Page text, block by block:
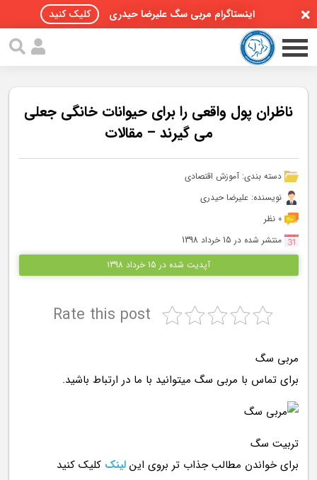
اینستاگرام مربی سگ علیرضا حیدری کلیک کنید
صفحه اصلی
مقالات سگ ها
پادکست سگ ها
سمینار تهران 96
تماس با ما
ناظران پول واقعی را برای حیوانات خانگی جعلی
می گیرند – مقالات
دسته بندی:آموزش اقتصادی
نویسنده: علیرضا حیدری
0 نظر
منتشر شده در 15 خرداد 1398
آپدیت شده در 15 خرداد 1398
Rate this post
مربی سگ
برای تماس با مربی سگ میتوانید با ما در ارتباط باشید.
تربیت سگ
برای خواندن مطالب جذاب تر بروی اینلینک کلیک کنید